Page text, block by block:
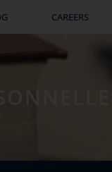
CAREERS